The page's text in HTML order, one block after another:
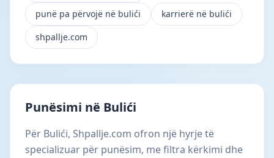
punë pa përvojë në bulići
karrierë në bulići
shpallje.com
Punësimi në Bulići
Për Bulići, Shpallje.com ofron një hyrje të
specializuar për punësim, me filtra kërkimi dhe